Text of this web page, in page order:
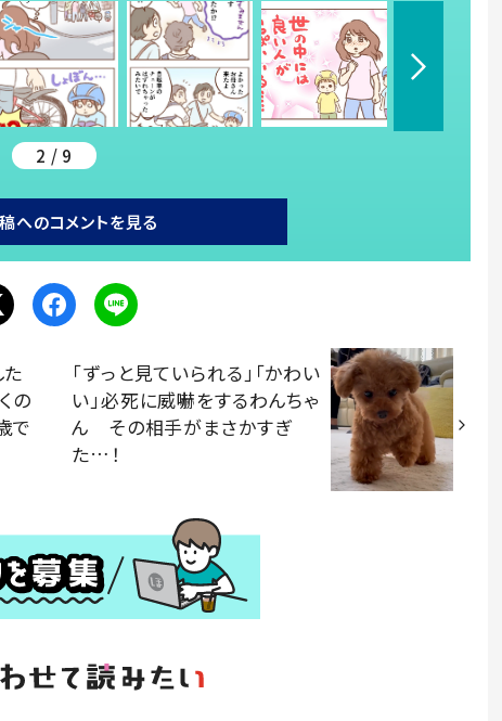
2 / 9
へのコメントを見る
た
の
で
「ずっと見ていられる」「かわい
い」必死に威嚇をするわんちゃ
ん その相手がまさかすぎ
た…！